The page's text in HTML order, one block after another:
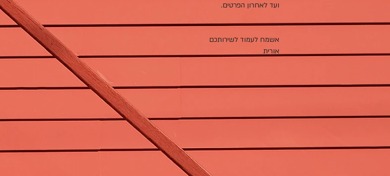
ועד לאחרון הפרטים.
אשמח לעמוד לשירותכם
אורית